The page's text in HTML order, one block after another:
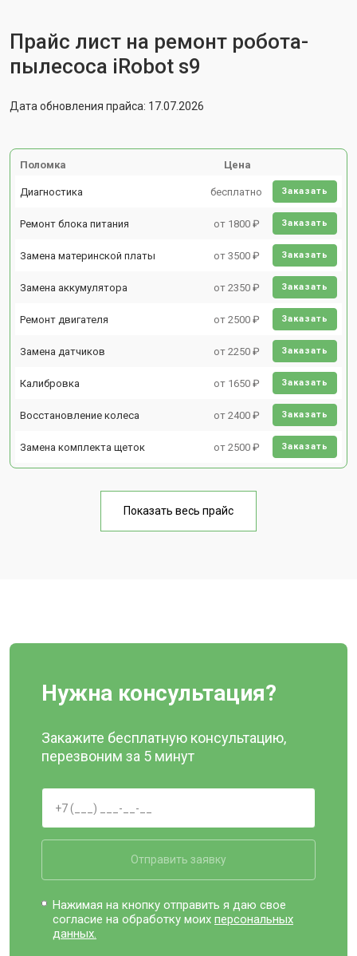
Прайс лист на ремонт робота-
пылесоса iRobot s9
Дата обновления прайса: 17.07.2026
Поломка Цена
Диагностика бесплатно Заказать
Ремонт блока питания от 1800 ₽ Заказать
Замена материнской платы от 3500 ₽ Заказать
Замена аккумулятора от 2350 ₽ Заказать
Ремонт двигателя от 2500 ₽ Заказать
Замена датчиков от 2250 ₽ Заказать
Калибровка от 1650 ₽ Заказать
Восстановление колеса от 2400 ₽ Заказать
Замена комплекта щеток от 2500 ₽ Заказать
Показать весь прайс
Нужна консультация?
Закажите бесплатную консультацию,
перезвоним за 5 минут
Отправить заявку
Нажимая на кнопку отправить я даю свое
согласие на обработку моихперсональных
данных.